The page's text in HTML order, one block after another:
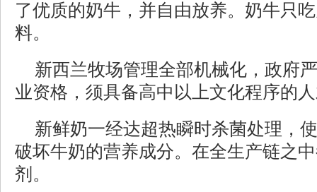
了优质的奶牛，并自由放养。奶牛只
料。
新西兰牧场管理全部机械化，政府
业资格，须具备高中以上文化程序的
新鲜奶一经达超热瞬时杀菌处理，
破坏牛奶的营养成分。在全生产链之
剂。